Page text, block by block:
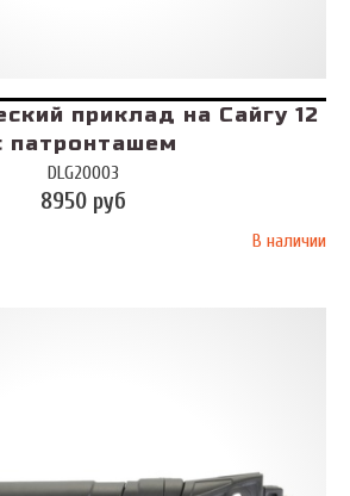
приклад на Сайгу 12
патронташем
DLG20003
8950 руб
В наличии